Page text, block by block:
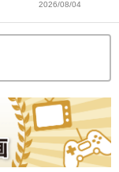
2026/08/04